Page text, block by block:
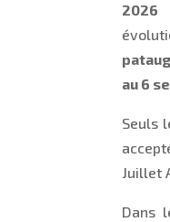
2026
au 6
Seuls
Juillet
Dans